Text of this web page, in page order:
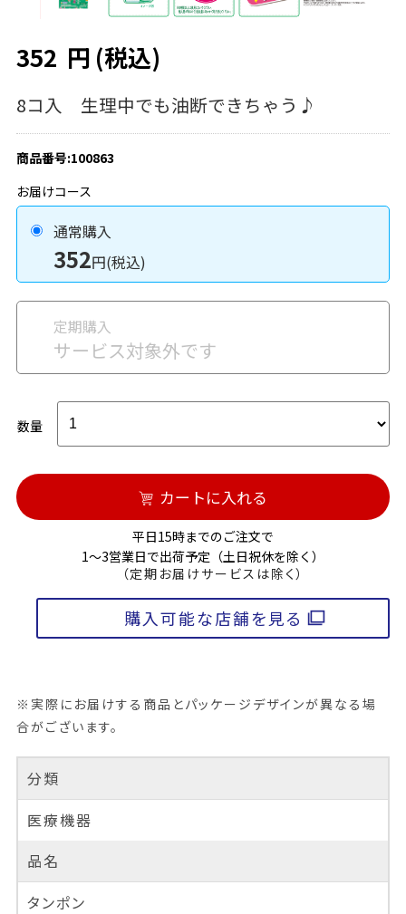
352 円 (税込)
8コ入 生理中でも油断できちゃう♪
商品番号:100863
お届けコース
通常購入
352円(税込)
定期購入
サービス対象外です
数量
カートに入れる
平日15時までのご注文で
1～3営業日で出荷予定（土日祝休を除く）
（定期お届けサービスは除く）
購入可能な店舗を見る
※実際にお届けする商品とパッケージデザインが異なる場
合がございます。
分類
医療機器
品名
タンポン